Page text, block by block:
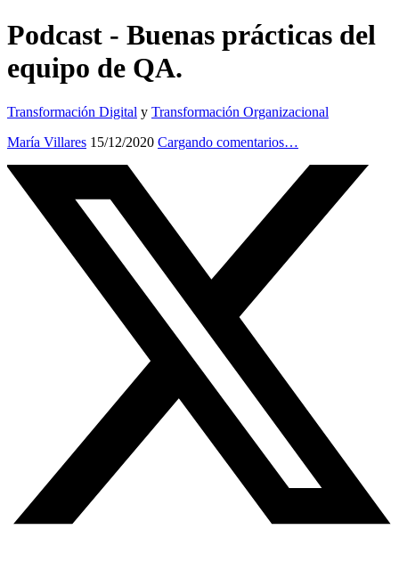
Podcast - Buenas prácticas del
equipo de QA.
Transformación Digital y Transformación Organizacional
María Villares 15/12/2020 Cargando comentarios…